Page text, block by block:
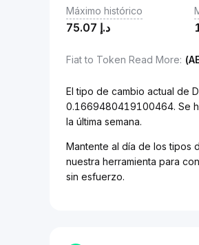
Máximo histórico
د.إ 75.07
Fiat to Token Read More:
El tipo de cambio actual de
0.1669480419100464. Se
la última semana.
Mantente al día de los tipos
nuestra herramienta para
sin esfuerzo.